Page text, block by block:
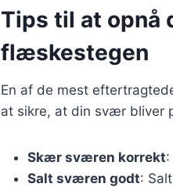
Tips til at opnå
flæskestegen
En af de mest
at sikre, at din svær bliver
Skær sværen korrekt
Salt sværen godt: